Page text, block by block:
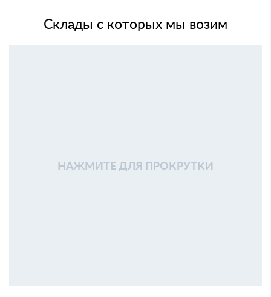
Склады с которых мы возим
НАЖМИТЕ ДЛЯ ПРОКРУТКИ